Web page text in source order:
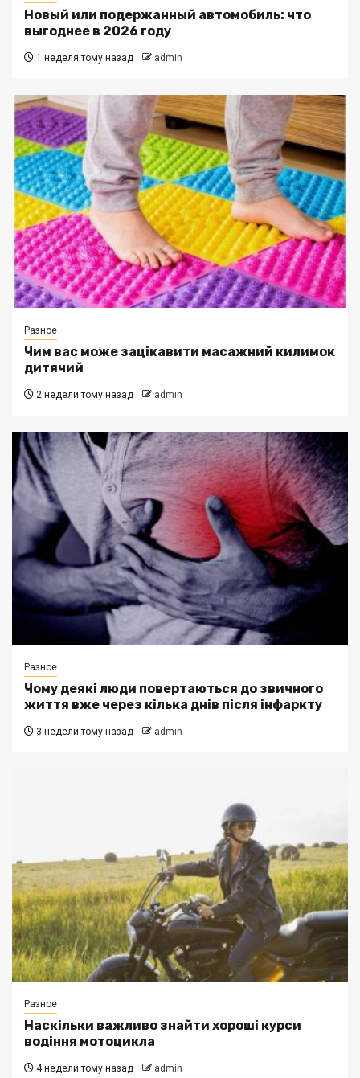
Новый или подержанный автомобиль: что
выгоднее в 2026 году
1 неделя тому назад admin
Разное
Чим вас може зацікавити масажний килимок
дитячий
2 недели тому назад admin
Разное
Чому деякі люди повертаються до звичного
життя вже через кілька днів після інфаркту
3 недели тому назад admin
Разное
Наскільки важливо знайти хороші курси
водіння мотоцикла
4 недели тому назад admin